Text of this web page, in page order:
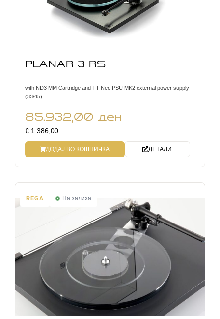
PLANAR 3 RS
with ND3 MM Cartridge and TT Neo PSU MK2 external power supply
(33/45)
85.932,00 ден
€ 1.386,00
ДОДАЈ ВО КОШНИЧКА ДЕТАЛИ
REGA На залиха